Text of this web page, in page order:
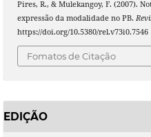
Pires, R., & Mulekangoy, F. (2007).
expressão da modalidade no PB.
https://doi.org/10.5380/rel.v73i0.7546
Fomatos de Citação
EDIÇÃO